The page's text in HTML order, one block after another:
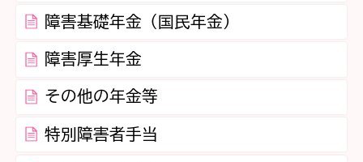
障害基礎年金（国民年金）
障害厚生年金
その他の年金等
特別障害者手当